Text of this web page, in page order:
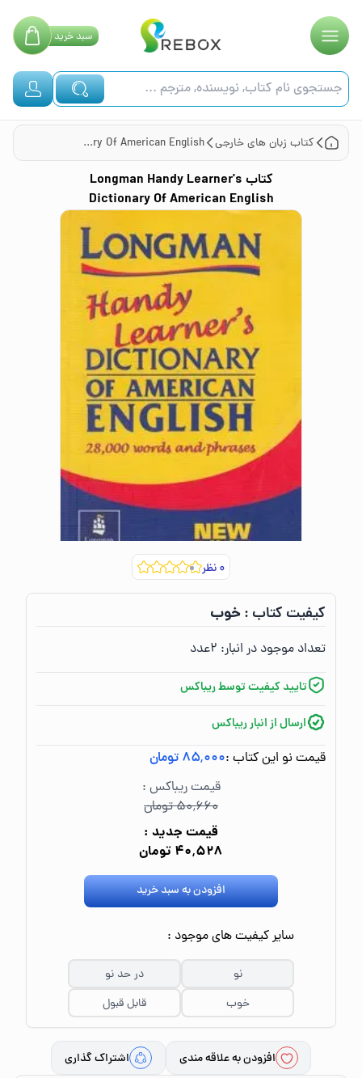
سبدخرید
کتاب زبان های خارجی Longman Handy Learner's Dictionary Of American English
کتاب Longman Handy Learner's
Dictionary Of American English
۰نظر
کیفیت کتاب :‌خوب
تعداد موجود در انبار:‌ ۲عدد
تایید کیفیت توسط ریباکس
ارسال از انبار ریباکس
قیمت نو این کتاب :۸۵٬۰۰۰ تومان
قیمت ریباکس :
۵۰٬۶۶۰ تومان
قیمت جدید :
۴۰٬۵۲۸ تومان
افزودن به سبد خرید
سایر کیفیت های موجود :
نو
در حد نو
خوب
قابل قبول
افزودن به علاقه مندی اشتراک گذاری